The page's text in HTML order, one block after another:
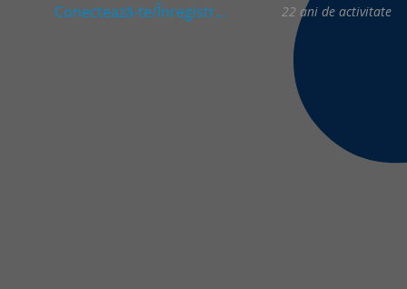
22 ani de activitate
Conectează-te/Înregistrează-te